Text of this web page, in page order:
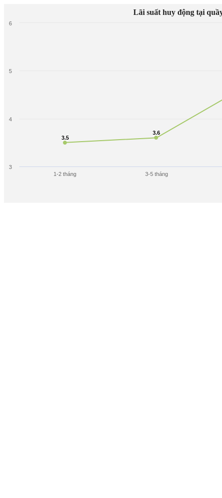
Lãi suất huy động tại
3.5
3.5
3.6
3.6
1-2 tháng 3-5 tháng
3
4
5
6